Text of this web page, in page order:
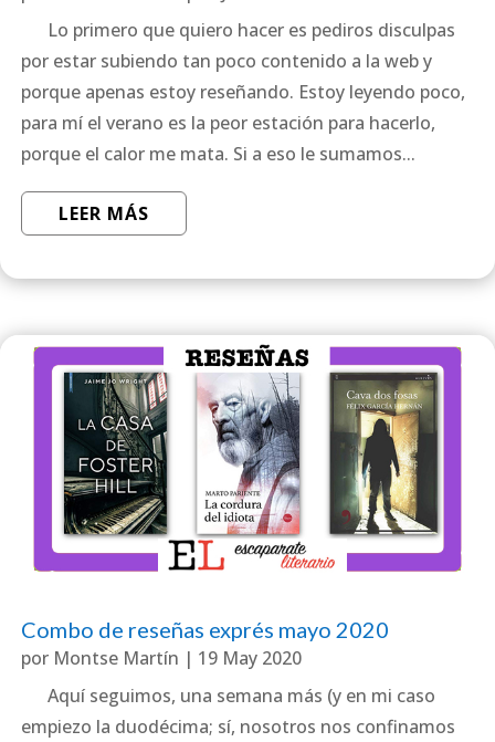
Lo primero que quiero hacer es pediros disculpas
por estar subiendo tan poco contenido a la web y
porque apenas estoy reseñando. Estoy leyendo poco,
para mí el verano es la peor estación para hacerlo,
porque el calor me mata. Si a eso le sumamos...
LEER MÁS
Combo de reseñas exprés mayo 2020
por Montse Martín | 19 May 2020
Aquí seguimos, una semana más (y en mi caso
empiezo la duodécima; sí, nosotros nos confinamos